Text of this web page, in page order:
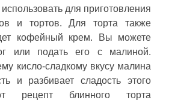
для приготовления
и тортов. Для торта также
кофейный крем. Вы можете
или подать его с малиной.
кисло-сладкому вкусу малина
и разбивает сладость этого
рецепт блинного торта